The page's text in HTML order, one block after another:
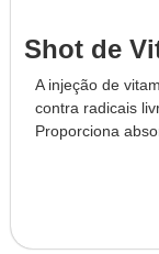
Shot de
A injeção de
contra radicais
Proporciona